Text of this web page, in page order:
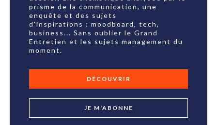
prisme de la communication, une
enquête et des sujets
d'inspirations : moodboard, tech,
business... Sans oublier le Grand
Entretien et les sujets management du
moment.
DÉCOUVRIR
JE M'ABONNE